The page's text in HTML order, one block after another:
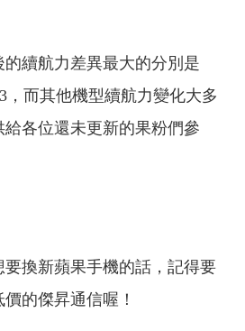
續航力差異最大的分別是
，而其他機型續航力變化大多
各位還未更新的果粉們參
換新蘋果手機的話，記得要
的傑昇通信喔！